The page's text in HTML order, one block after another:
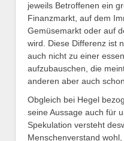
jeweils Betroffenen ein
Finanzmarkt, auf dem
Gemüsemarkt oder auf
wird. Diese Differenz ist
auch nicht zu einer
aufzubauschen, die
anderen aber auch
Obgleich bei Hegel
seine Aussage auch für
Spekulation versteht
Menschenverstand